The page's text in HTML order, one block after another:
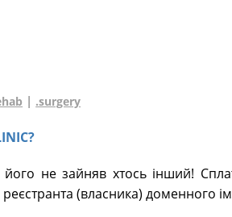
| .surgery
не зайняв хтось інший!
(власника) доменного